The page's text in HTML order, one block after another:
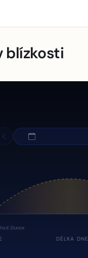
blízkosti
Slunce
DÉLKA DNE